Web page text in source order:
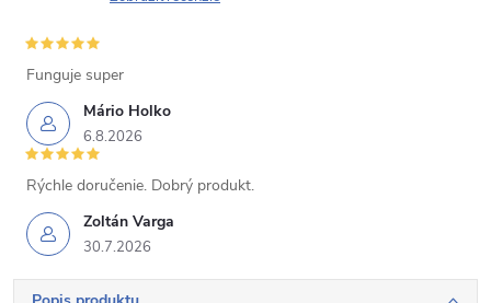
Mário Holko
6.8.2026
Funguje super
Zoltán Varga
30.7.2026
Rýchle doručenie. Dobrý produkt.